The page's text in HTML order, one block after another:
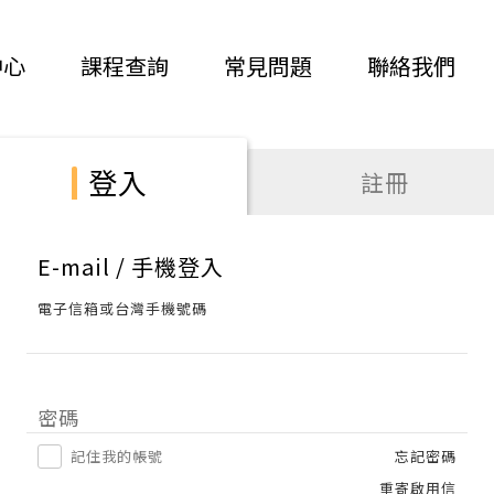
課程查詢 常見問題 聯絡我們
登入 註冊
E-mail / 手機登入
電子信箱或台灣手機號碼
密碼
記住我的帳號
忘記密碼
重寄啟用信